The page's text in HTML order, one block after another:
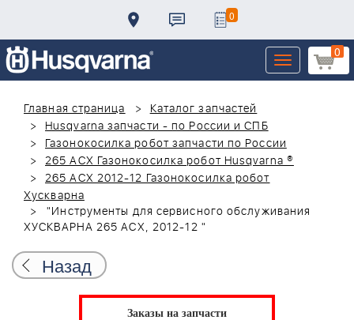
0
0
Toggle
navigation
Главная страница
Каталог запчастей
Husqvarna запчасти - по России и СПБ
Газонокосилка робот запчасти по России
265 ACX Газонокосилка робот Husqvarna ®
265 ACX 2012-12 Газонокосилка робот
Хускварна
"Инструменты для сервисного обслуживания
ХУСКВАРНА 265 ACX, 2012-12 "
Назад
Заказы на запчасти